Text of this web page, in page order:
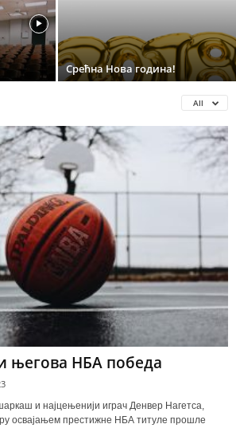
Срећна Нова година!
All
његова НБА победа
и најцењенији играч Денвер Нагетса,
освајањем престижне НБА титуле прошле